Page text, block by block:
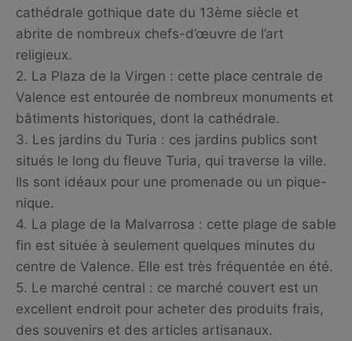
cathédrale gothique date du 13ème siècle et
abrite de nombreux chefs-d’œuvre de l’art
religieux.
2. La Plaza de la Virgen : cette place centrale de
Valence est entourée de nombreux monuments et
bâtiments historiques, dont la cathédrale.
3. Les jardins du Turia : ces jardins publics sont
situés le long du fleuve Turia, qui traverse la ville.
Ils sont idéaux pour une promenade ou un pique-
nique.
4. La plage de la Malvarrosa : cette plage de sable
fin est située à seulement quelques minutes du
centre de Valence. Elle est très fréquentée en été.
5. Le marché central : ce marché couvert est un
excellent endroit pour acheter des produits frais,
des souvenirs et des articles artisanaux.